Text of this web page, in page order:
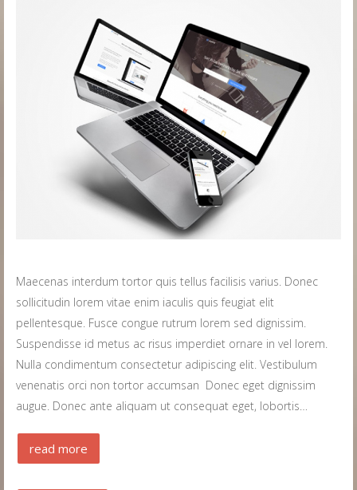
Maecenas interdum tortor quis tellus facilisis varius. Donec
sollicitudin lorem vitae enim iaculis quis feugiat elit
pellentesque. Fusce congue rutrum lorem sed dignissim.
Suspendisse id metus ac risus imperdiet ornare in vel lorem.
Nulla condimentum consectetur adipiscing elit. Vestibulum
venenatis orci non tortor accumsan Donec eget dignissim
augue. Donec ante aliquam ut consequat eget, lobortis…
read more